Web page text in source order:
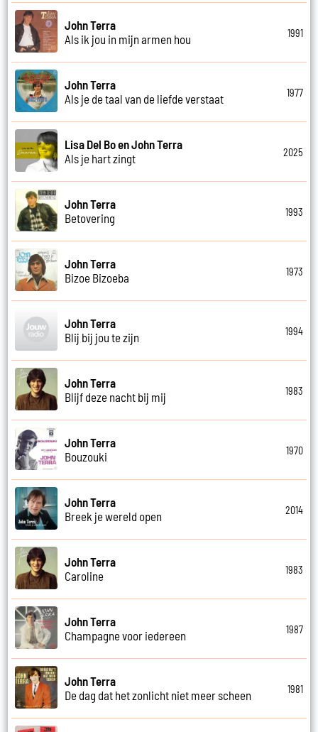
John Terra
Als ik jou in mijn armen hou
1991
John Terra
Als je de taal van de liefde verstaat
1977
Lisa Del Bo en John Terra
Als je hart zingt
2025
John Terra
Betovering
1993
John Terra
Bizoe Bizoeba
1973
John Terra
Blij bij jou te zijn
1994
John Terra
Blijf deze nacht bij mij
1983
John Terra
Bouzouki
1970
John Terra
Breek je wereld open
2014
John Terra
Caroline
1983
John Terra
Champagne voor iedereen
1987
John Terra
De dag dat het zonlicht niet meer scheen
1981